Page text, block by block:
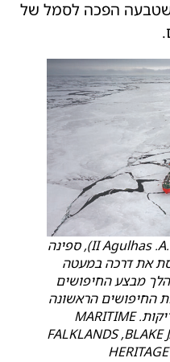
שטבעה הפכה לסמל של
שוברת הקרח ס"א אגולס (II Agulhas .A.S), ספינה
מפלסת את דרכה במעטה
מבצע החיפושים
החיפושים הראשונה
מ־2019 חזרה בידיים ריקות. MARITIME
FALKLANDS ,BLAKE